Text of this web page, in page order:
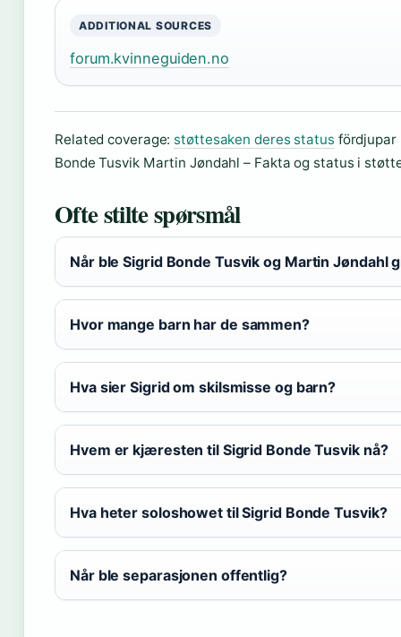
ADDITIONAL SOURCES
forum.kvinneguiden.no
Related coverage: støttesaken deres statusfördjupar
Bonde Tusvik Martin Jøndahl – Fakta og status i
Ofte stilte spørsmål
Når ble Sigrid Bonde Tusvik og Martin Jøndahl
Hvor mange barn har de sammen?
Hva sier Sigrid om skilsmisse og barn?
Hvem er kjæresten til Sigrid Bonde Tusvik nå?
Hva heter soloshowet til Sigrid Bonde Tusvik?
Når ble separasjonen offentlig?